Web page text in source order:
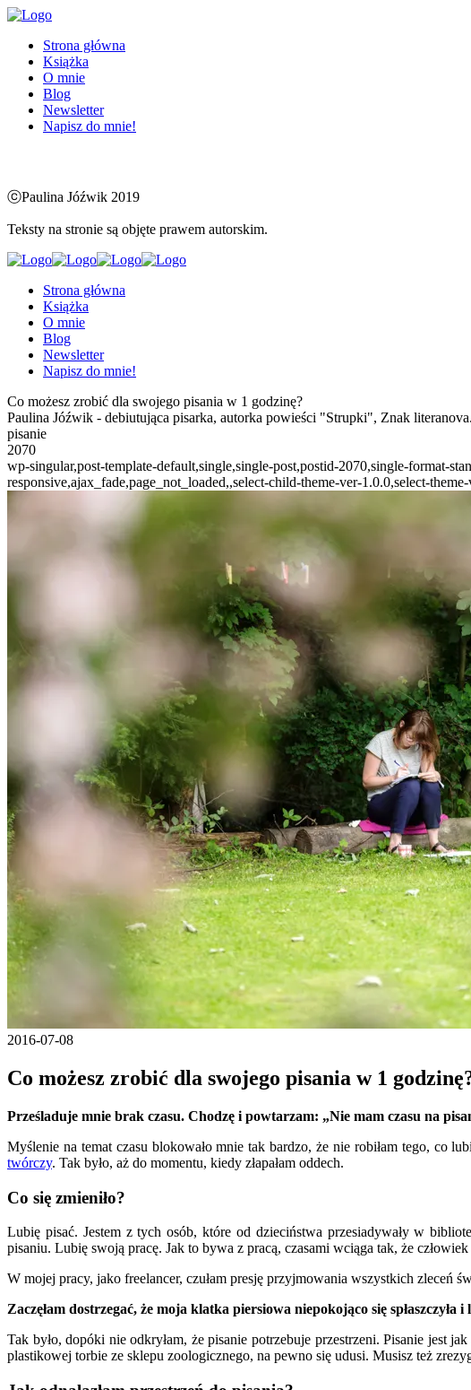
Strona główna
Książka
O mnie
Blog
Newsletter
Napisz do mnie!
ⓒPaulina Jóźwik 2019
Teksty na stronie są objęte prawem autorskim.
Strona główna
Książka
O mnie
Blog
Newsletter
Napisz do mnie!
Co możesz zrobić dla swojego pisania w 1 godzinę?
Paulina Jóźwik - debiutująca pisarka, autorka powieści "Strupki", Znak literanova.
pisanie
2070
wp-singular,post-template-default,single,single-post,postid-2070,single-format-
responsive,ajax_fade,page_not_loaded,,select-child-theme-ver-1.0.0,select-
2016-07-08
Co możesz zrobić dla swojego pisania w 1
Prześladuje mnie brak czasu. Chodzę i powtarzam: „Nie mam czasu na
Myślenie na temat czasu blokowało mnie tak bardzo, że nie robiłam tego, co
twórczy. Tak było, aż do momentu, kiedy złapałam oddech.
Co się zmieniło?
Lubię pisać. Jestem z tych osób, które od dzieciństwa przesiadywały w
pisaniu. Lubię swoją pracę. Jak to bywa z pracą, czasami wciąga tak, że
W mojej pracy, jako freelancer, czułam presję przyjmowania wszystkich zleceń
Zaczęłam dostrzegać, że moja klatka piersiowa niepokojąco się
Tak było, dopóki nie odkryłam, że pisanie potrzebuje przestrzeni. Pisanie jest
plastikowej torbie ze sklepu zoologicznego, na pewno się udusi. Musisz też